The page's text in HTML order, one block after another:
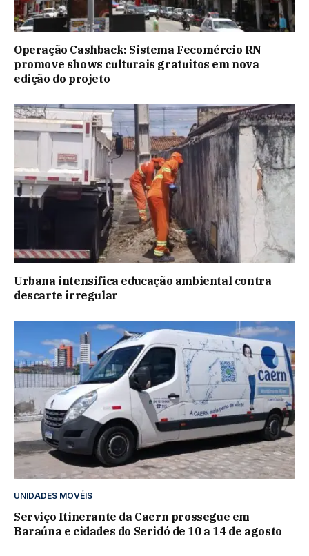
Operação Cashback: Sistema Fecomércio RN
promove shows culturais gratuitos em nova
edição do projeto
Urbana intensifica educação ambiental contra
descarte irregular
UNIDADES MOVÉIS
Serviço Itinerante da Caern prossegue em
Baraúna e cidades do Seridó de 10 a 14 de agosto